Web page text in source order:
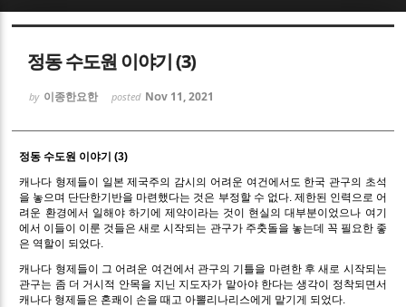
정동 수도원 이야기 (3)
by 이종한요한 posted Nov 11, 2021
정동 수도원 이야기 (3)
캐나다 형제들이 일본 제국주의 감시의 어려운 여건에서도 한국 관구의 초석
을 놓으며 단단한기반을 마련했다는 것은 부정할 수 없다. 제한된 인력으로 어
려운 환경에서 일해야 하기에 제약이라는 것이 현실의 대부분이었으나 여기
에서 이들이 이룬 것들은 새로 시작되는 관구가 주춧돌을 놓는데 꼭 필요한 좋
은 역할이 되었다.
캐나다 형제들이 그 어려운 여건에서 관구의 기틀을 마련한 후 새로 시작되는
관구는 좀 더 거시적 안목을 지닌 지도자가 맡아야 한다는 생각이 정착되면서
캐나다 형제들은 혼쾌이 손을 때고 아뽈리나리스에게 맡기게 되었다.
Sketchbook5, 스케치북5
Sketchbook5, 스케치북5
Sketchbook5, 스케치북5
Sketchbook5, 스케치북5